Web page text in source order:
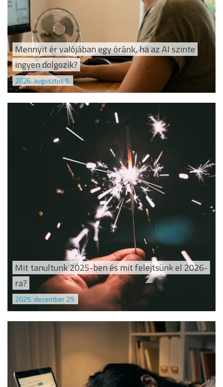
Mennyit ér valójában egy óránk, ha az AI szinte
ingyen dolgozik?
2026. augusztus 5.
Mit tanultunk 2025-ben és mit felejtsünk el 2026-
ra?
2025. december 29.